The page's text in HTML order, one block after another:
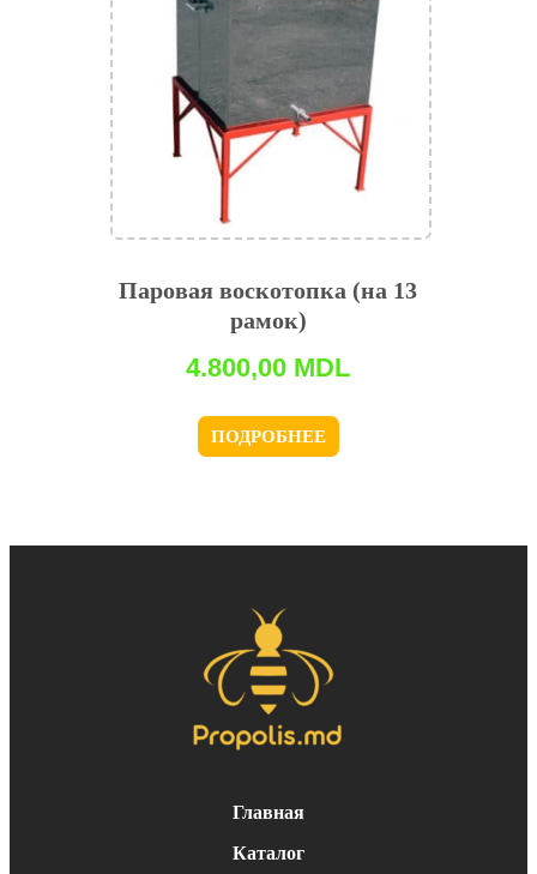
Паровая воскотопка (на 13
рамок)
4.800,00 MDL
ПОДРОБНЕЕ
Главная
Каталог